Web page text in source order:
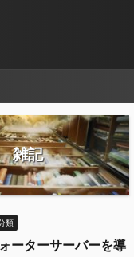
雑記
類
ーターサーバーを導